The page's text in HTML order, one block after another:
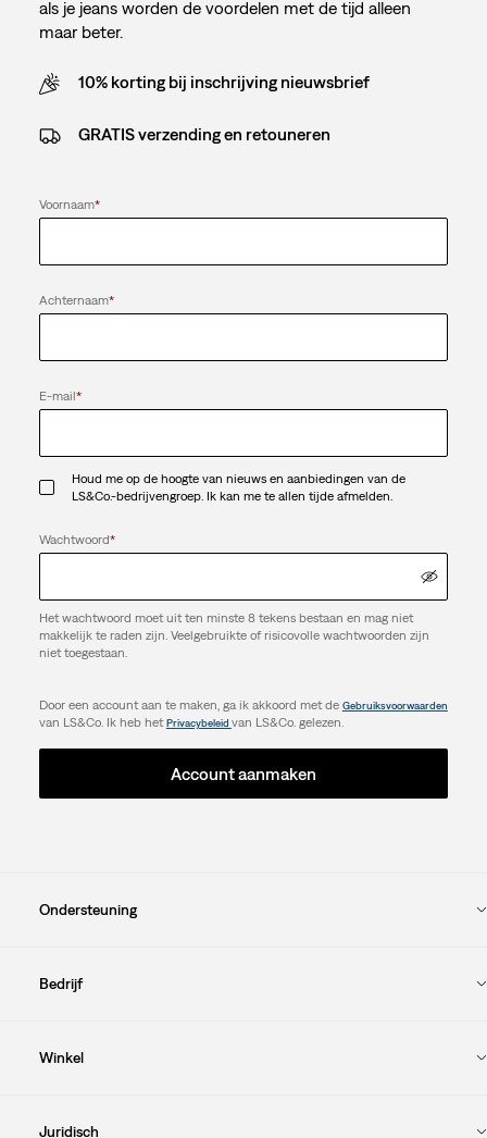
als je jeans worden de voordelen met de tijd alleen
maar beter.
10% korting bij inschrijving nieuwsbrief
GRATIS verzending en retouneren
Voornaam*
Achternaam*
E-mail*
Houd me op de hoogte van nieuws en aanbiedingen van de
LS&Co.-bedrijvengroep. Ik kan me te allen tijde afmelden.
Wachtwoord*
Het wachtwoord moet uit ten minste 8 tekens bestaan en mag niet
makkelijk te raden zijn. Veelgebruikte of risicovolle wachtwoorden zijn
niet toegestaan.
Door een account aan te maken, ga ik akkoord met de Gebruiksvoorwaarden
van LS&Co. Ik heb hetPrivacybeleid van LS&Co. gelezen.
Account aanmaken
Ondersteuning
Bedrijf
Winkel
Juridisch